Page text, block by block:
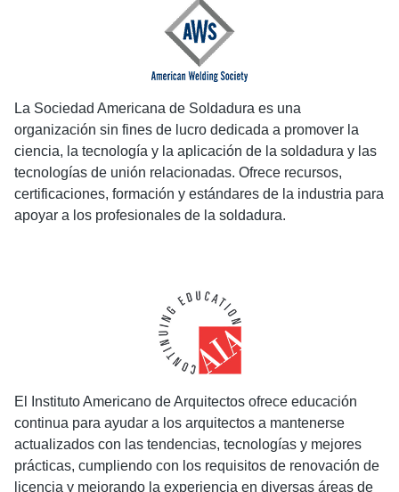
La Sociedad Americana de Soldadura es una
organización sin fines de lucro dedicada a promover la
ciencia, la tecnología y la aplicación de la soldadura y las
tecnologías de unión relacionadas. Ofrece recursos,
certificaciones, formación y estándares de la industria para
apoyar a los profesionales de la soldadura.
El Instituto Americano de Arquitectos ofrece educación
continua para ayudar a los arquitectos a mantenerse
actualizados con las tendencias, tecnologías y mejores
prácticas, cumpliendo con los requisitos de renovación de
licencia y mejorando la experiencia en diversas áreas de